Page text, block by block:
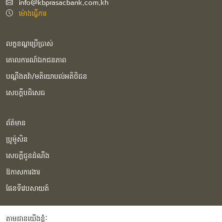
info@kbprasacbank.com.kh
ម៉ោងធ្វើការ
លក្ខខណ្ឌប្រើប្រាស់
គោលការណ៍ឯកជនភាព
បណ្ដឹងតវ៉ា/មតិយោបល់អតិថិជន
សេចក្ដីបដិសេធ
ព័ត៌មាន
ប្រូម៉ូសិន
សេចក្ដីជូនដំណឹង
ឱកាសការងារ
ផែនទីវេបសាយត៍
តាមដានយើងខ្ញុំំ: